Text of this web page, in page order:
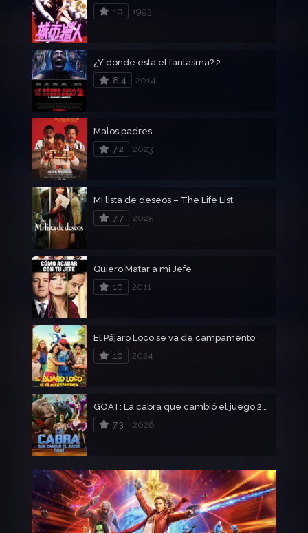
10
1993
¿Y donde esta el fantasma? 2
8.4
2014
Malos padres
7.2
2023
Mi lista de deseos – The Life List
7.7
2025
Quiero Matar a mi Jefe
10
2011
El Pájaro Loco se va de campamento
10
2024
GOAT: La cabra que cambió el juego 2026
7.3
2026